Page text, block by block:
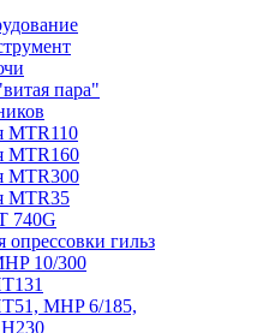
пара"
MTR110
MTR160
MTR300
MTR35
740G
опрессовки гильз
10/300
MHP 6/185,